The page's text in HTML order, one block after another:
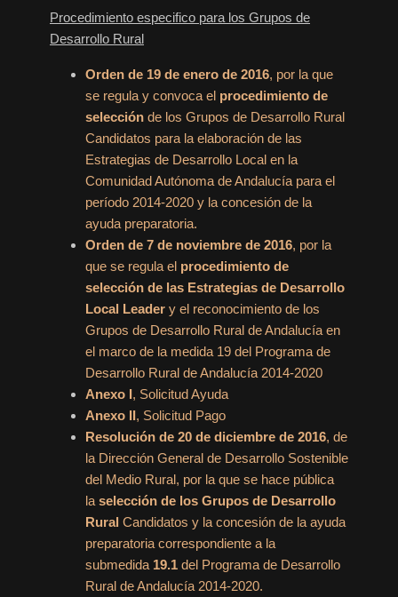
Procedimiento especifico para los Grupos de
Desarrollo Rural
Orden de 19 de enero de 2016, por la que
se regula y convoca el procedimiento de
selección de los Grupos de Desarrollo Rural
Candidatos para la elaboración de las
Estrategias de Desarrollo Local en la
Comunidad Autónoma de Andalucía para el
período 2014-2020 y la concesión de la
ayuda preparatoria.
Orden de 7 de noviembre de 2016, por la
que se regula el procedimiento de
selección de las Estrategias de Desarrollo
Local Leader y el reconocimiento de los
Grupos de Desarrollo Rural de Andalucía en
el marco de la medida 19 del Programa de
Desarrollo Rural de Andalucía 2014-2020
Anexo I, Solicitud Ayuda
Anexo II, Solicitud Pago
Resolución de 20 de diciembre de 2016, de
la Dirección General de Desarrollo Sostenible
del Medio Rural, por la que se hace pública
la selección de los Grupos de Desarrollo
Rural Candidatos y la concesión de la ayuda
preparatoria correspondiente a la
submedida 19.1 del Programa de Desarrollo
Rural de Andalucía 2014-2020.